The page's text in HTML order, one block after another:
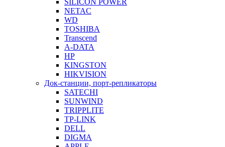
SILICON POWER
NETAC
WD
TOSHIBA
Transcend
A-DATA
HP
KINGSTON
HIKVISION
Док-станции, порт-репликаторы
SATECHI
SUNWIND
TRIPPLITE
TP-LINK
DELL
DIGMA